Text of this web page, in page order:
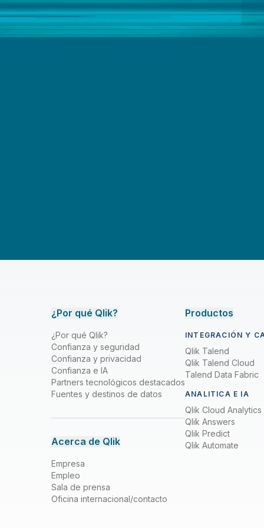
¿Por qué Qlik?
¿Por qué Qlik?
Confianza y seguridad
Confianza y privacidad
Confianza e IA
Partners tecnológicos destacados
Fuentes y destinos de datos
Acerca de Qlik
Empresa
Empleo
Sala de prensa
Oficina internacional/contacto
Productos
INTEGRACIÓN Y
Qlik Talend
Qlik Talend Cloud
Talend Data Fabric
ANALITICA E IA
Qlik Cloud Analytics
Qlik Answers
Qlik Predict
Qlik Automate